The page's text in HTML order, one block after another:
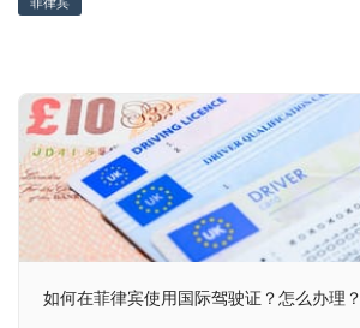
如何在菲律宾使用国际驾驶证？怎么办理？